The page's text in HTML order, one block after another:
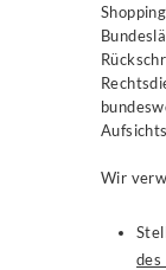
Wir
des